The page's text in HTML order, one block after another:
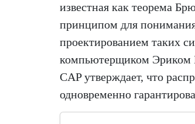
известная как теорема
принципом для
проектированием таких
компьютерщиком Эриком
CAP утверждает, что
одновременно